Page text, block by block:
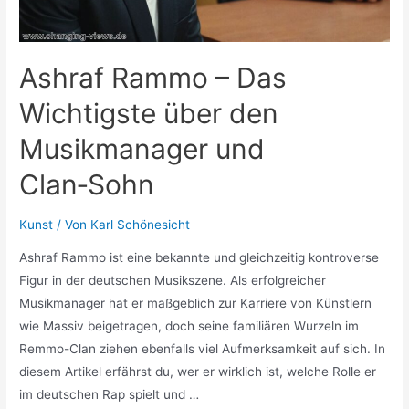
Ashraf Rammo – Das
Wichtigste über den
Musikmanager und
Clan‑Sohn
Kunst / Von Karl Schönesicht
Ashraf Rammo ist eine bekannte und gleichzeitig kontroverse
Figur in der deutschen Musikszene. Als erfolgreicher
Musikmanager hat er maßgeblich zur Karriere von Künstlern
wie Massiv beigetragen, doch seine familiären Wurzeln im
Remmo-Clan ziehen ebenfalls viel Aufmerksamkeit auf sich. In
diesem Artikel erfährst du, wer er wirklich ist, welche Rolle er
im deutschen Rap spielt und …